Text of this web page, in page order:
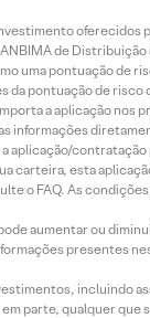
de
uma pontuação de
pontuação de
a aplicação nos
aplicação/
carteira, esta
o FAQ. As
aumentar ou
presentes
incluindo
parte, qualquer